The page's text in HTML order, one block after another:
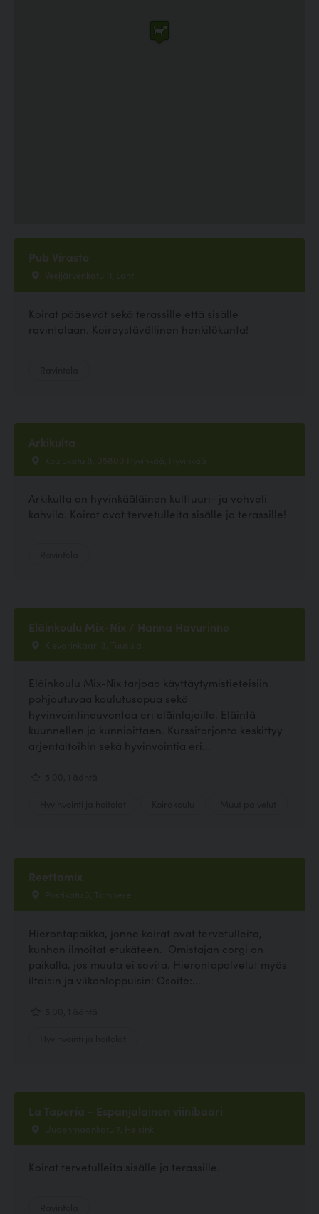
Pub Virasto
Vesijärvenkatu 11, Lahti
Koirat pääsevät sekä terassille että sisälle
ravintolaan. Koiraystävällinen henkilökunta!
Arkikulta
Koulukatu 8, 05800 Hyvinkää, Hyvinkää
Arkikulta on hyvinkääläinen kulttuuri- ja vohveli
kahvila. Koirat ovat tervetulleita sisälle ja terassille!
Eläinkoulu Mix-Nix / Hanna Havurinne
Kievarinkaari 3, Tuusula
Eläinkoulu Mix-Nix tarjoaa käyttäytymistieteisiin
pohjautuvaa koulutusapua sekä
hyvinvointineuvontaa eri eläinlajeille. Eläintä
kuunnellen ja kunnioittaen. Kurssitarjonta keskittyy
arjentaitoihin sekä hyvinvointia eri...
Reettamix
Postikatu 3, Tampere
Hierontapaikka, jonne koirat ovat tervetulleita,
kunhan ilmoitat etukäteen. Omistajan corgi on
paikalla, jos muuta ei sovita. Hierontapalvelut myös
iltaisin ja viikonloppuisin: Osoite:...
La Tapería - Espanjalainen viinibaari
Uudenmaankatu 7, Helsinki
Koirat tervetulleita sisälle ja terassille.